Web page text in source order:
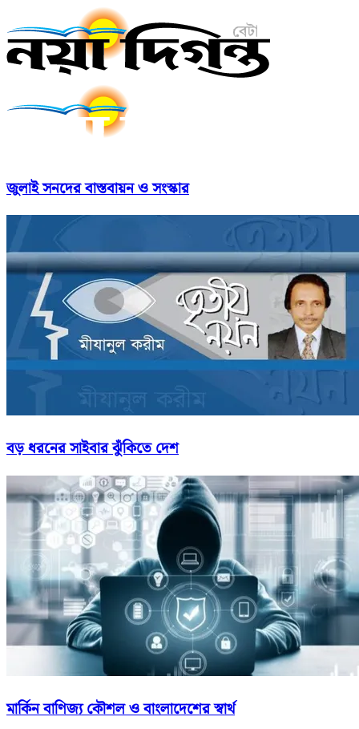
জুলাই সনদের বাস্তবায়ন ও সংস্কার
বড় ধরনের সাইবার ঝুঁকিতে দেশ
মার্কিন বাণিজ্য কৌশল ও বাংলাদেশের স্বার্থ